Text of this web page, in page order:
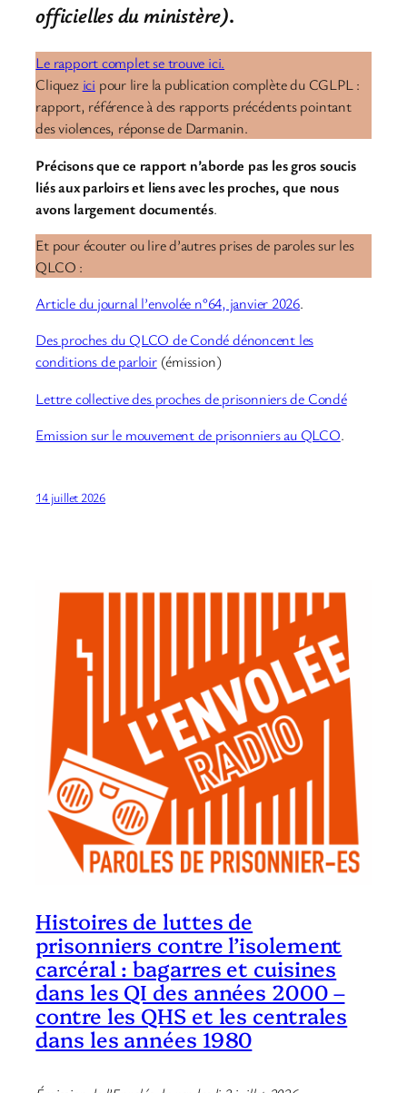
officielles du ministère).
Le rapport complet se trouve ici.
Cliquez ici pour lire la publication complète du CGLPL :
rapport, référence à des rapports précédents pointant
des violences, réponse de Darmanin.
Précisons que ce rapport n’aborde pas les gros soucis
liés aux parloirs et liens avec les proches, que nous
avons largement documentés.
Et pour écouter ou lire d’autres prises de paroles sur les
QLCO :
Article du journal l’envolée n°64, janvier 2026.
Des proches du QLCO de Condé dénoncent les
conditions de parloir(émission)
Lettre collective des proches de prisonniers de Condé
Emission sur le mouvement de prisonniers au QLCO.
14 juillet 2026
Histoires de luttes de
prisonniers contre l’isolement
carcéral : bagarres et cuisines
dans les QI des années 2000 –
contre les QHS et les centrales
dans les années 1980